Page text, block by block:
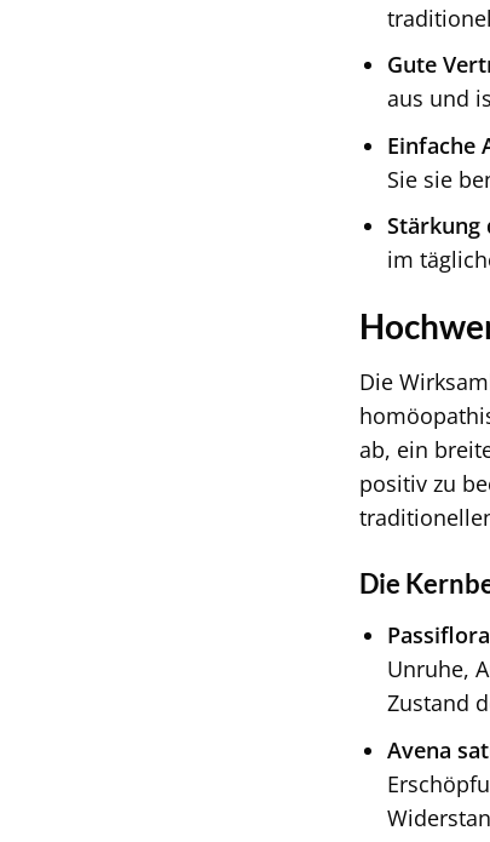
Gute
aus und
Einfache
Sie sie
Stärkung
im
Die
ab, ein
positiv zu
Die
Unruhe,
Zustand
Avena